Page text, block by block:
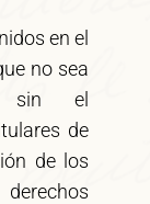
en el
no sea
sin el
de
de los